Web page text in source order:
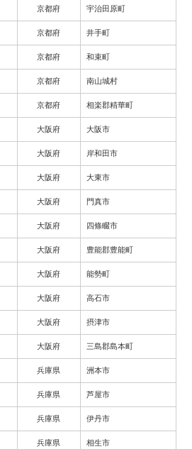
京都府 宇治田原町
京都府 井手町
京都府 和束町
京都府 南山城村
京都府 相楽郡精華町
大阪府 大阪市
大阪府 岸和田市
大阪府 大東市
大阪府 門真市
大阪府 四條畷市
大阪府 豊能郡豊能町
大阪府 能勢町
大阪府 高石市
大阪府 摂津市
大阪府 三島郡島本町
兵庫県 洲本市
兵庫県 芦屋市
兵庫県 伊丹市
兵庫県 相生市